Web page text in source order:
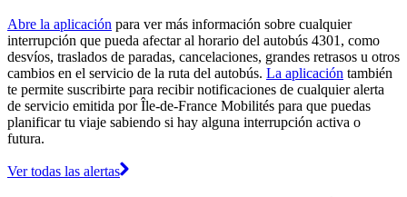
Abre la aplicación para ver más información sobre cualquier
interrupción que pueda afectar al horario del autobús 4301, como
desvíos, traslados de paradas, cancelaciones, grandes retrasos u otros
cambios en el servicio de la ruta del autobús. La aplicación también
te permite suscribirte para recibir notificaciones de cualquier alerta
de servicio emitida por Île-de-France Mobilités para que puedas
planificar tu viaje sabiendo si hay alguna interrupción activa o
futura.
Ver todas las alertas